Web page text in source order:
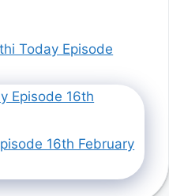
Today Episode
Episode 16th
16th February